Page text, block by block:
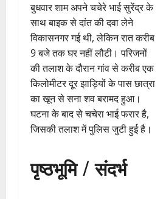
बुधवार शाम अपने चचेरे भाई सुरेंद्र के
साथ बाइक से दांत की दवा लेने
विकासनगर गई थी, लेकिन रात करीब
9 बजे तक घर नहीं लौटी। परिजनों
की तलाश के दौरान गांव से करीब एक
किलोमीटर दूर झाड़ियों के पास छात्रा
का खून से सना शव बरामद हुआ।
घटना के बाद से चचेरा भाई फरार है,
जिसकी तलाश में पुलिस जुटी हुई है।
पृष्ठभूमि / संदर्भ